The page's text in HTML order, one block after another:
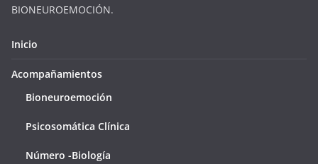
BIONEUROEMOCIÓN.
Inicio
Acompañamientos
Bioneuroemoción
Psicosomática Clínica
Número -Biología